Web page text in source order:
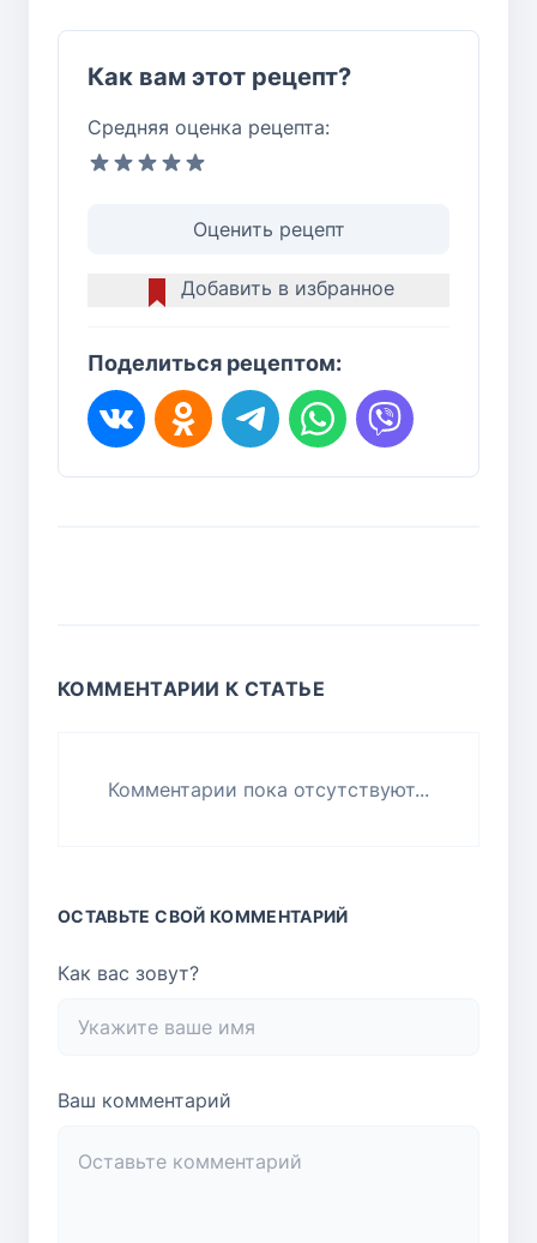
Как вам этот рецепт?
Средняя оценка рецепта:
Оценить рецепт
Добавить в избранное
Поделиться рецептом:
КОММЕНТАРИИ К СТАТЬЕ
Комментарии пока отсутствуют...
ОСТАВЬТЕ СВОЙ КОММЕНТАРИЙ
Как вас зовут?
Ваш комментарий